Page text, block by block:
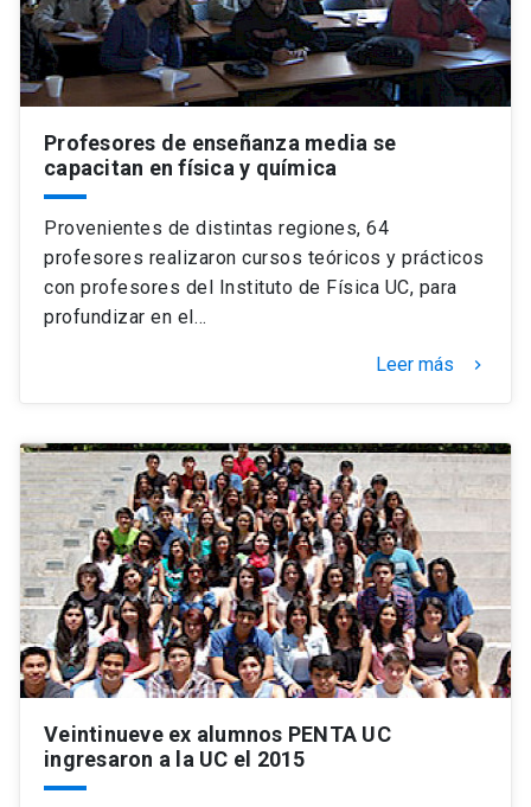
Profesores de enseñanza media se
capacitan en física y química
Provenientes de distintas regiones, 64
profesores realizaron cursos teóricos y prácticos
con profesores del Instituto de Física UC, para
profundizar en el…
Leer más keyboard_arrow_right
Veintinueve ex alumnos PENTA UC
ingresaron a la UC el 2015